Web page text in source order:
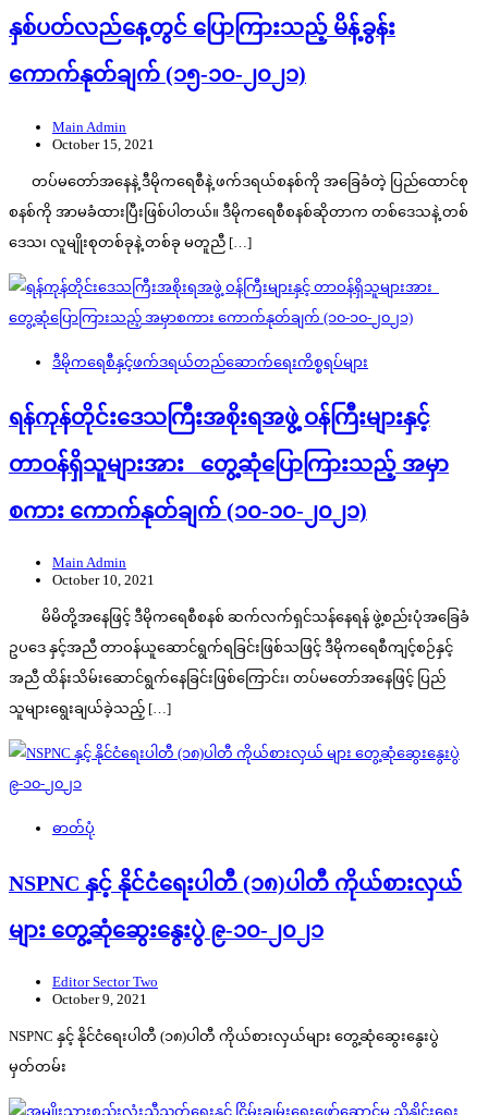
နှစ်ပတ်လည်နေ့တွင် ပြောကြားသည့် မိန့်ခွန်း
ကောက်နုတ်ချက် (၁၅-၁၀-၂၀၂၁)
Main Admin
October 15, 2021
တပ်မတော်အနေနဲ့ ဒီမိုကရေစီနဲ့ ဖက်ဒရယ်စနစ်ကို အခြေခံတဲ့ ပြည်ထောင်စု
စနစ်ကို အာမခံထားပြီးဖြစ်ပါတယ်။ ဒီမိုကရေစီစနစ်ဆိုတာက တစ်ဒေသနဲ့ တစ်
ဒေသ၊ လူမျိုးစုတစ်ခုနဲ့ တစ်ခု မတူညီ […]
ဒီမိုကရေစီနှင့်ဖက်ဒရယ်တည်ဆောက်‌ရေးကိစ္စရပ်များ
ရန်ကုန်တိုင်းဒေသကြီးအစိုးရအဖွဲ့ ဝန်ကြီးများနှင့်
တာဝန်ရှိသူများအား တွေ့ဆုံပြောကြားသည့် အမှာ
စကား ကောက်နုတ်ချက် (၁၀-၁၀-၂၀၂၁)
Main Admin
October 10, 2021
မိမိတို့အနေဖြင့် ဒီမိုကရေစီစနစ် ဆက်လက်ရှင်သန်နေရန် ဖွဲ့စည်းပုံအခြေခံ
ဥပဒေ နှင့်အညီ တာဝန်ယူဆောင်ရွက်ရခြင်းဖြစ်သဖြင့် ဒီမိုကရေစီကျင့်စဉ်နှင့်
အညီ ထိန်းသိမ်းဆောင်ရွက်နေခြင်းဖြစ်ကြောင်း၊ တပ်မတော်အနေဖြင့် ပြည်
သူများရွေးချယ်ခဲ့သည့် […]
ဓာတ်ပုံ
NSPNC နှင့် နိုင်ငံရေးပါတီ (၁၈)ပါတီ ကိုယ်စားလှယ်
များ တွေ့ဆုံဆွေးနွေးပွဲ ၉-၁၀-၂၀၂၁
Editor Sector Two
October 9, 2021
NSPNC နှင့် နိုင်ငံရေးပါတီ (၁၈)ပါတီ ကိုယ်စားလှယ်များ တွေ့ဆုံဆွေးနွေးပွဲ
မှတ်တမ်း